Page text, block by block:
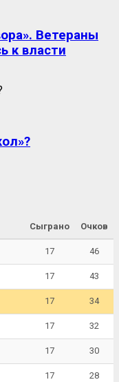
Ветераны
к власти
Сыграно Очков
17 46
17 43
17 34
17 32
17 30
17 28